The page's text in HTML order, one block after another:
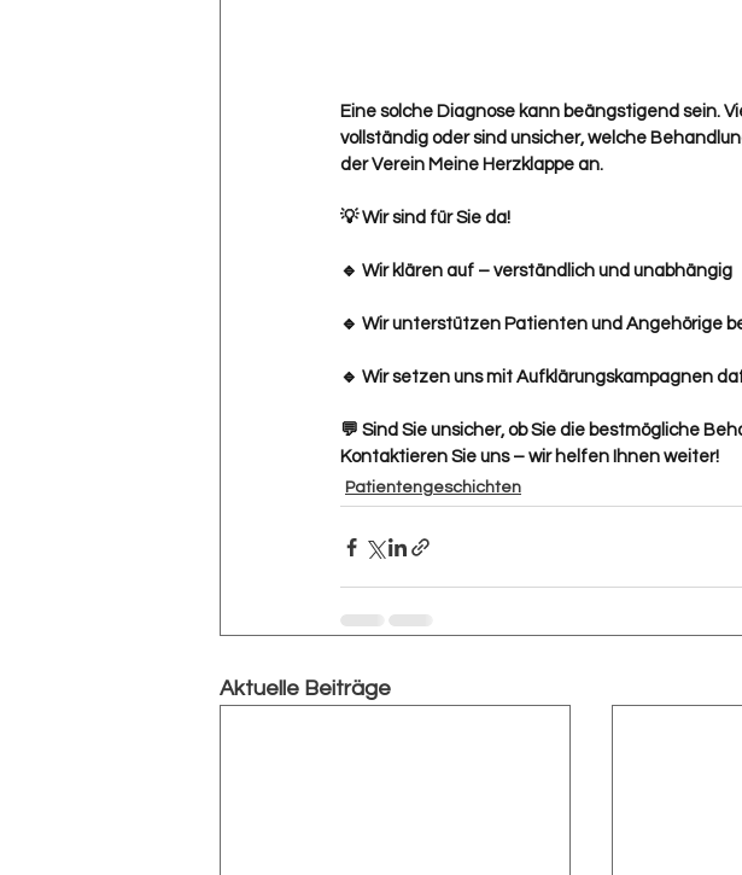
Eine solche Diagnose kann beängstigend sein.
vollständig oder sind unsicher, welche
der Verein Meine Herzklappe an.
💡 Wir sind für Sie da!
🔹 Wir klären auf – verständlich und unabhängig
🔹 Wir unterstützen Patienten und Angehörige
🔹 Wir setzen uns mit Aufklärungskampagnen
💬 Sind Sie unsicher, ob Sie die bestmögliche
Kontaktieren Sie uns – wir helfen Ihnen weiter!
Patientengeschichten
Aktuelle Beiträge